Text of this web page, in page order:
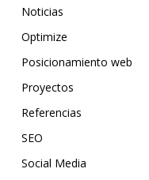
Noticias
Optimize
Posicionamiento web
Proyectos
Referencias
SEO
Social Media